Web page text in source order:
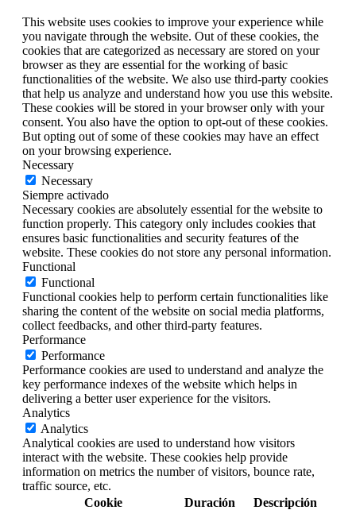
This website uses cookies to improve your experience while
you navigate through the website. Out of these cookies, the
cookies that are categorized as necessary are stored on your
browser as they are essential for the working of basic
functionalities of the website. We also use third-party cookies
that help us analyze and understand how you use this website.
These cookies will be stored in your browser only with your
consent. You also have the option to opt-out of these cookies.
But opting out of some of these cookies may have an effect
on your browsing experience.
Necessary
Necessary
Siempre activado
Necessary cookies are absolutely essential for the website to
function properly. This category only includes cookies that
ensures basic functionalities and security features of the
website. These cookies do not store any personal information.
Functional
Functional
Functional cookies help to perform certain functionalities like
sharing the content of the website on social media platforms,
collect feedbacks, and other third-party features.
Performance
Performance
Performance cookies are used to understand and analyze the
key performance indexes of the website which helps in
delivering a better user experience for the visitors.
Analytics
Analytics
Analytical cookies are used to understand how visitors
interact with the website. These cookies help provide
information on metrics the number of visitors, bounce rate,
traffic source, etc.
Cookie
Duración Descripción